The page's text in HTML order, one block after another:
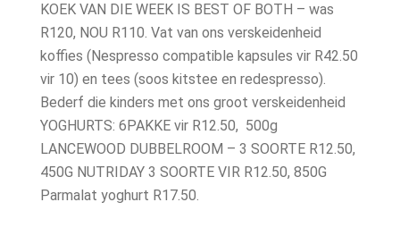
KOEK VAN DIE WEEK IS BEST OF BOTH – was
R120, NOU R110. Vat van ons verskeidenheid
koffies (Nespresso compatible kapsules vir R42.50
vir 10) en tees (soos kitstee en redespresso).
Bederf die kinders met ons groot verskeidenheid
YOGHURTS: 6PAKKE vir R12.50, 500g
LANCEWOOD DUBBELROOM – 3 SOORTE R12.50,
450G NUTRIDAY 3 SOORTE VIR R12.50, 850G
Parmalat yoghurt R17.50.